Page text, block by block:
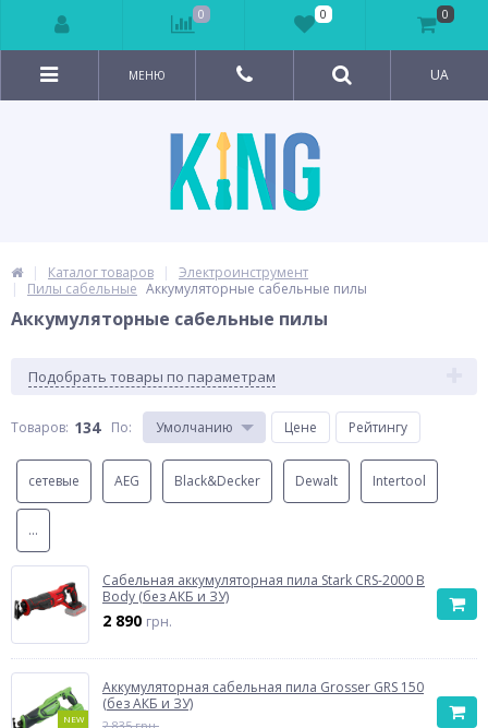
МЕНЮ UA
Каталог товаров
Электроинструмент
Пилы сабельные Аккумуляторные сабельные пилы
Аккумуляторные сабельные пилы
Подобрать товары по параметрам
Товаров: 134 По: Умолчанию Цене Рейтингу
сетевые AEG Black&Decker Dewalt Intertool
...
Сабельная аккумуляторная пила Stark CRS-2000 B
Body (без АКБ и ЗУ)
2 890 грн.
NEW
Аккумуляторная сабельная пила Grosser GRS 150
(без АКБ и ЗУ)
0 0 0